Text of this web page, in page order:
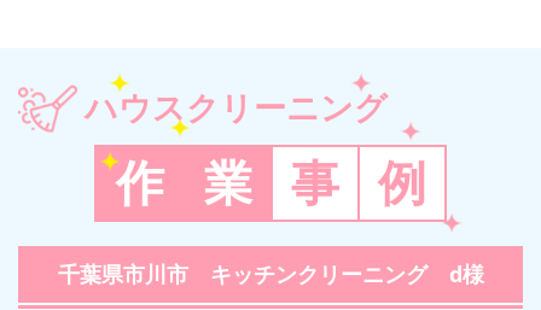
ハウスクリーニング
作 業 事 例
千葉県市川市 キッチンクリーニング d様